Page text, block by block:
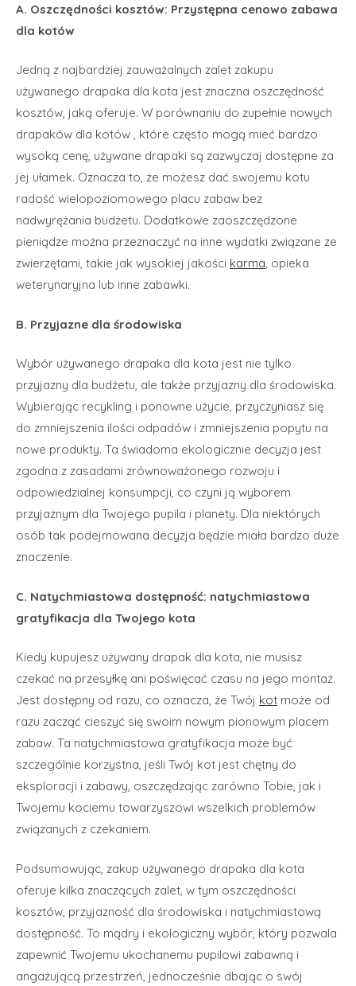
A. Oszczędności kosztów: Przystępna cenowo zabawa
dla kotów
Jedną z najbardziej zauważalnych zalet zakupu
używanego drapaka dla kota jest znaczna oszczędność
kosztów, jaką oferuje. W porównaniu do zupełnie nowych
drapaków dla kotów , które często mogą mieć bardzo
wysoką cenę, używane drapaki są zazwyczaj dostępne za
jej ułamek. Oznacza to, że możesz dać swojemu kotu
radość wielopoziomowego placu zabaw bez
nadwyrężania budżetu. Dodatkowe zaoszczędzone
pieniądze można przeznaczyć na inne wydatki związane ze
zwierzętami, takie jak wysokiej jakości karma, opieka
weterynaryjna lub inne zabawki.
B. Przyjazne dla środowiska
Wybór używanego drapaka dla kota jest nie tylko
przyjazny dla budżetu, ale także przyjazny dla środowiska.
Wybierając recykling i ponowne użycie, przyczyniasz się
do zmniejszenia ilości odpadów i zmniejszenia popytu na
nowe produkty. Ta świadoma ekologicznie decyzja jest
zgodna z zasadami zrównoważonego rozwoju i
odpowiedzialnej konsumpcji, co czyni ją wyborem
przyjaznym dla Twojego pupila i planety. Dla niektórych
osób tak podejmowana decyzja będzie miała bardzo duże
znaczenie.
C. Natychmiastowa dostępność: natychmiastowa
gratyfikacja dla Twojego kota
Kiedy kupujesz używany drapak dla kota, nie musisz
czekać na przesyłkę ani poświęcać czasu na jego montaż.
Jest dostępny od razu, co oznacza, że ​​Twój kot może od
razu zacząć cieszyć się swoim nowym pionowym placem
zabaw. Ta natychmiastowa gratyfikacja może być
szczególnie korzystna, jeśli Twój kot jest chętny do
eksploracji i zabawy, oszczędzając zarówno Tobie, jak i
Twojemu kociemu towarzyszowi wszelkich problemów
związanych z czekaniem.
Podsumowując, zakup używanego drapaka dla kota
oferuje kilka znaczących zalet, w tym oszczędności
kosztów, przyjazność dla środowiska i natychmiastową
dostępność. To mądry i ekologiczny wybór, który pozwala
zapewnić Twojemu ukochanemu pupilowi ​​zabawną i
angażującą przestrzeń, jednocześnie dbając o swój